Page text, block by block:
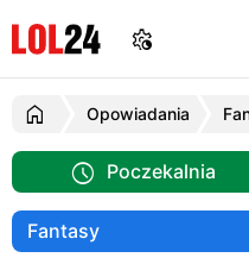
Opowiadania
Poczekalnia